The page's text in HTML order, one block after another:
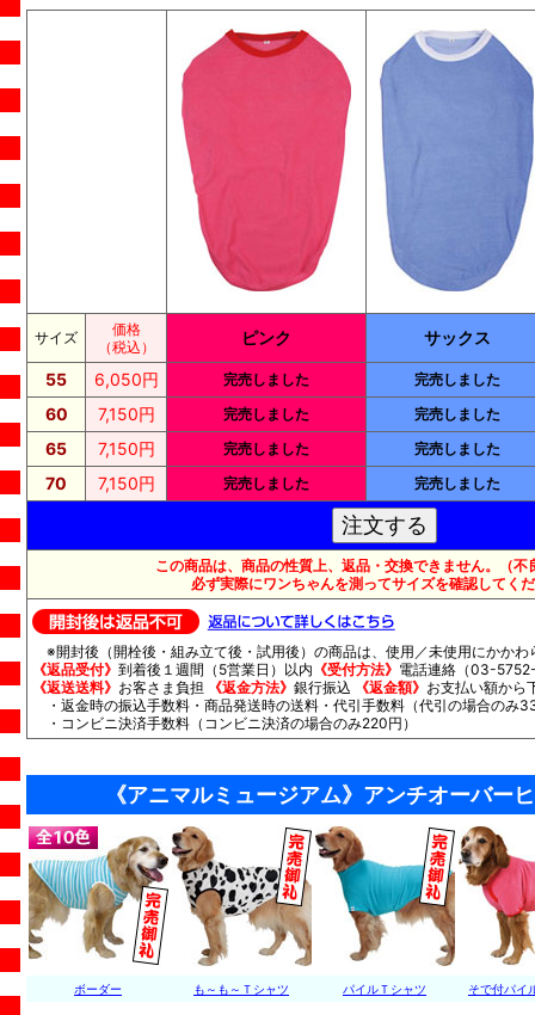
サイズ
価格
（税込）
ピンク サックス
55 6,050円 完売しました 完売しました
60 7,150円 完売しました 完売しました
65 7,150円 完売しました 完売しました
70 7,150円 完売しました 完売しました
この商品は、商品の性質上、返品・交換できません。（不
必ず実際にワンちゃんを測ってサイズを確認してく
※開封後（開栓後・組み立て後・試用後）の商品は、使用／未使用にかかわ
《返品受付》 到着後１週間（5営業日）以内 《受付方法》 電話連絡（03-
《返送送料》 お客さま負担 《返金方法》 銀行振込 《返金額》 お支払い額から
・返金時の振込手数料・商品発送時の送料・代引手数料（代引の場合のみ
・コンビニ決済手数料（コンビニ決済の場合のみ220円）
《アニマルミュージアム》アンチオーバー
ボーダー も～も～Ｔシャツ パイルＴシャツ そで付パイ